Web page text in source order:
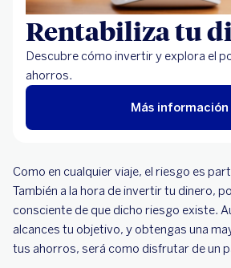
Rentabiliza tu
Descubre cómo invertir y explora el
ahorros.
Más información
Como en cualquier viaje, el riesgo es
También a la hora de invertir tu dinero,
consciente de que dicho riesgo existe.
alcances tu objetivo, y obtengas una
tus ahorros, será como disfrutar de un